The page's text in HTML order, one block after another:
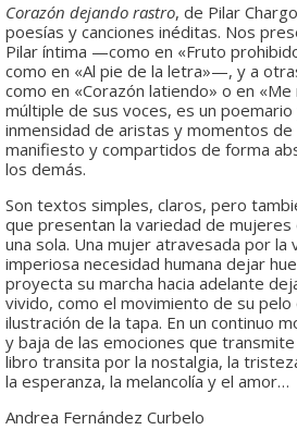
precios:
desde
$300.00
hasta
$520.00
Corazón dejando rastro, de Pilar
poesías y canciones inéditas. Nos
Pilar íntima —como en «Fruto
como en «Al pie de la letra»—, y a
como en «Corazón latiendo» o en
múltiple de sus voces, es un poemario
inmensidad de aristas y momentos
manifiesto y compartidos de forma
los demás.
Son textos simples, claros, pero
que presentan la variedad de
una sola. Una mujer atravesada por la
imperiosa necesidad humana dejar
proyecta su marcha hacia adelante
vivido, como el movimiento de su
ilustración de la tapa. En un continuo
y baja de las emociones que
libro transita por la nostalgia, la
la esperanza, la melancolía y el amor…
Andrea Fernández Curbelo